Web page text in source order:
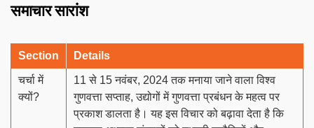
समाचार सारांश
Section Details
चर्चा में
क्यों?
11 से 15 नवंबर, 2024 तक मनाया जाने वाला विश्व
गुणवत्ता सप्ताह, उद्योगों में गुणवत्ता प्रबंधन के महत्व पर
प्रकाश डालता है। यह इस विचार को बढ़ावा देता है कि